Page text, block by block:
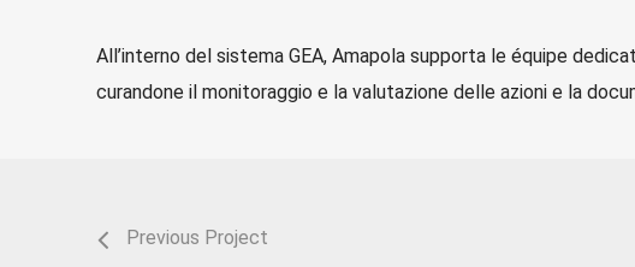
All’interno del sistema GEA, Amapola supporta le équipe
curandone il monitoraggio e la valutazione delle azioni e la
Previous Project